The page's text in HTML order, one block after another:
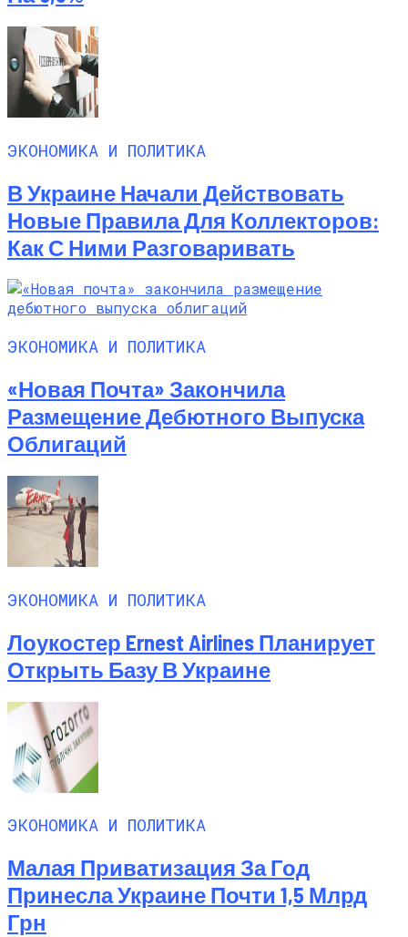
ЭКОНОМИКА И ПОЛИТИКА
В Украине Начали Действовать
Новые Правила Для Коллекторов:
Как С Ними Разговаривать
ЭКОНОМИКА И ПОЛИТИКА
«Новая Почта» Закончила
Размещение Дебютного Выпуска
Облигаций
ЭКОНОМИКА И ПОЛИТИКА
Лоукостер Ernest Airlines Планирует
Открыть Базу В Украине
ЭКОНОМИКА И ПОЛИТИКА
Малая Приватизация За Год
Принесла Украине Почти 1,5 Млрд
Грн